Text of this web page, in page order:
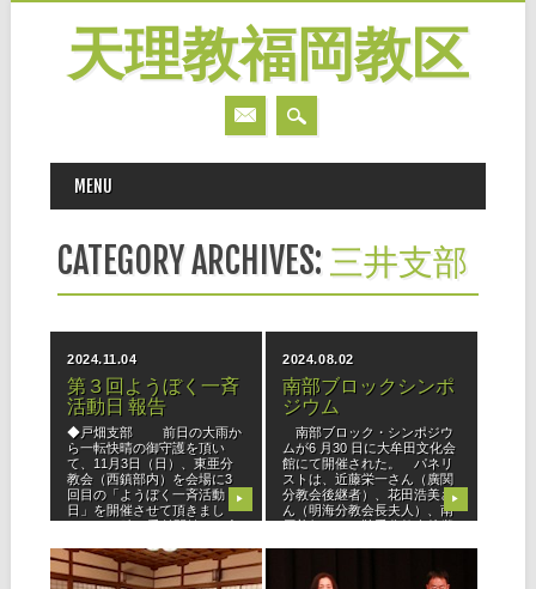
天理教福岡教区
MAIN MENU
MENU
CATEGORY ARCHIVES: 三井支部
2024.11.04
第３回ようぼく一斉
活動日 報告
◆戸畑支部 前日の大雨か
ら一転快晴の御守護を頂い
て、11月3日（日）、東亜分
教会（西鎮部内）を会場に3
回目の「ようぼく一斉活動
日」を開催させて頂きまし
た。 10時の受付開始から参
部長による開
▶
2024.08.02
南部ブロックシンポ
ジウム
南部ブロック・シンポジウ
ムが6 月30 日に大牟田文化会
館にて開催された。 パネリ
ストは、近藤栄一さん（廣関
分教会後継者）、花田浩美さ
ん（明海分教会長夫人）、南
原善行さん（鞍手分教会後継
▶
2023.10.02 2023.04.03